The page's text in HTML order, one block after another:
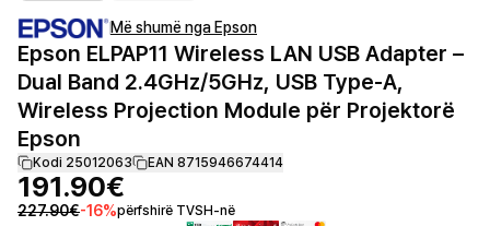
Më shumë nga Epson
Epson ELPAP11 Wireless LAN USB Adapter –
Dual Band 2.4GHz/5GHz, USB Type-A,
Wireless Projection Module për Projektorë
Epson
Kodi 25012063 EAN 8715946674414
191.90€
227.90€-16%përfshirë TVSH-në